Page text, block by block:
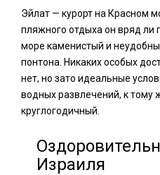
Эйлат — курорт на Красном
пляжного отдыха он вряд ли
море каменистый и
понтона. Никаких особых
нет, но зато идеальные
водных развлечений, к тому
круглогодичный.
Израиля